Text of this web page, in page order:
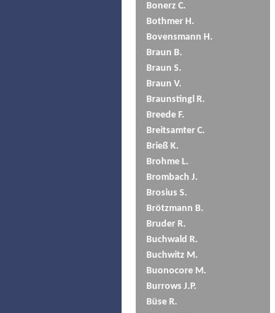
Bonerz C.
Bothmer H.
Bovensmann H.
Braun B.
Braun S.
Braun V.
Braunstingl R.
Breede F.
Breitsamter C.
Brieß K.
Brohme L.
Brombach J.
Brosius S.
Brötzmann B.
Bruder R.
Buchwald R.
Buchwitz M.
Buonocore M.
Burrows J.P.
Büse R.